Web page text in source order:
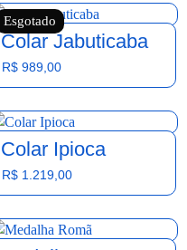
Esgotado
Colar Jabuticaba
R$ 989,00
Colar Ipioca
R$ 1.219,00